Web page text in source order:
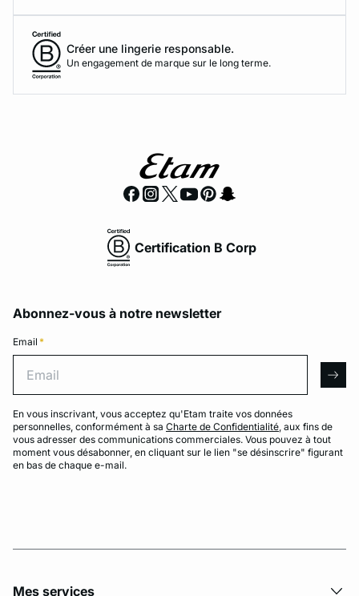
Créer une lingerie responsable.
Un engagement de marque sur le long terme.
Certification B Corp
Abonnez-vous à notre newsletter
Email *
En vous inscrivant, vous acceptez qu'Etam traite vos données
personnelles, conformément à sa Charte de Confidentialité, aux fins de
vous adresser des communications commerciales. Vous pouvez à tout
moment vous désabonner, en cliquant sur le lien "se désinscrire" figurant
en bas de chaque e-mail.
Mes services